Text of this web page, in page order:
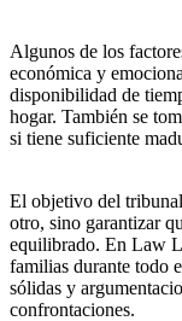
Algunos de los
económica y
disponibilidad de
hogar. También se
si tiene suficiente
El objetivo del
otro, sino garantizar
equilibrado. En Law
familias durante todo
sólidas y
confrontaciones.